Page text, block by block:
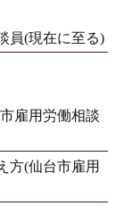
員(現在に至る)
雇用労働相談
方(仙台市雇用